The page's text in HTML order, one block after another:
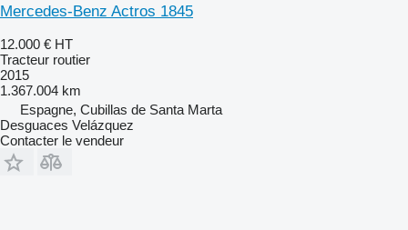
Mercedes-Benz Actros 1845
12.000 € HT
Tracteur routier
2015
1.367.004 km
Espagne, Cubillas de Santa Marta
Desguaces Velázquez
Contacter le vendeur